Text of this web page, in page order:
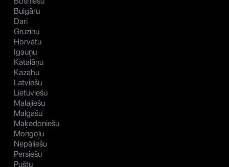
Bulgāru
Dari
Gruzīnu
Horvātu
Igauņu
Katalāņu
Kazahu
Latviešu
Lietuviešu
Malajiešu
Malgašu
Maķedoniešu
Mongoļu
Nepāliešu
Persiešu
Puštu